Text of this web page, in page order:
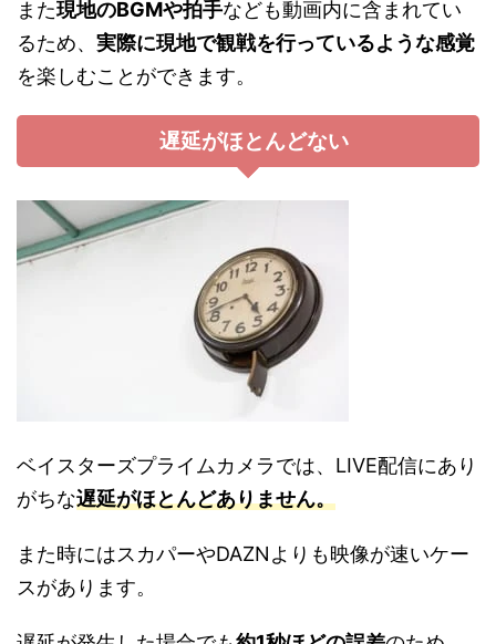
また現地のBGMや拍手なども動画内に含まれてい
るため、 実際に現地で観戦を行っているような感覚
を楽しむことができます。
遅延がほとんどない
ベイスターズプライムカメラでは、LIVE配信にあり
がちな遅延がほとんどありません。
また時にはスカパーやDAZNよりも映像が速いケー
スがあります。